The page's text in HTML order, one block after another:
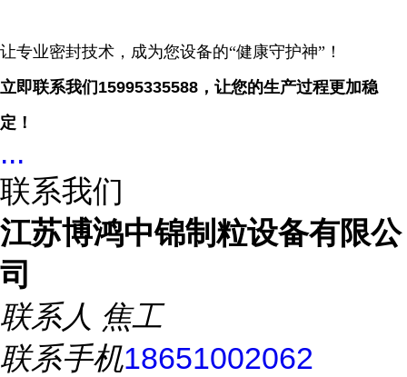
让专业密封技术，成为您设备的“健康守护神”！
立即联系我们15995335588，让您的生产过程更加稳
定！
...
联系我们
江苏博鸿中锦制粒设备有限公
司
联系人 焦工
联系手机18651002062